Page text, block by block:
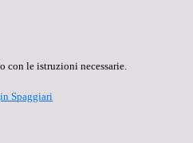
con le istruzioni necessarie.
Spaggiari